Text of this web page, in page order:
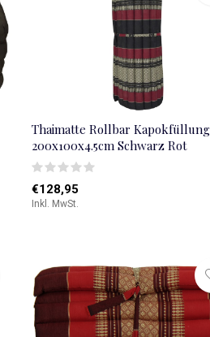
Thaimatte Rollbar Kapokfüllung
200x100x4.5cm Schwarz Rot
€128,95
Inkl. MwSt.